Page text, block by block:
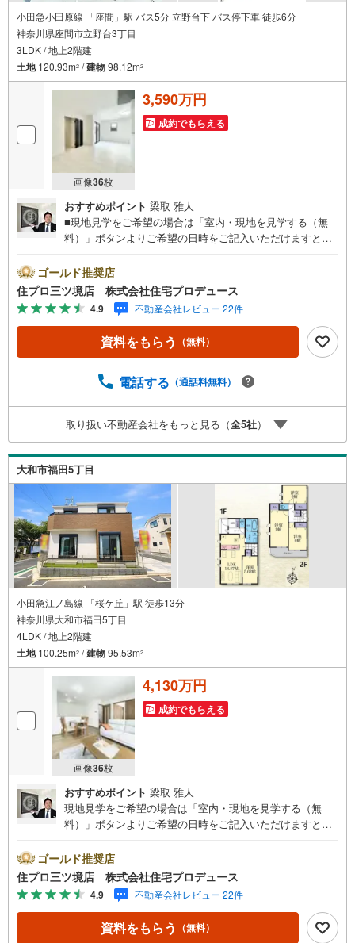
小田急小田原線 「座間」駅 バス5分 立野台下 バス停下車 徒歩6分
神奈川県座間市立野台3丁目
3LDK / 地上2階建
土地120.93m2 /建物98.12m2
画像36枚
3,590万円
成約でもらえる
おすすめポイント 梁取 雅人
■現地見学をご希望の場合は「室内・現地を見学する（無
料）」ボタンよりご希望の日時をご記入いただけますとス
市・海老名市エリアに強い！ 住プロは座間市・相模原市・
海老名市エリアの不動産売買専門会社です！最新物件情報
や当社限定で販売する物件情報も多数ございますので、お
気軽にお問合せ下さい！ -------------- 弊社独自の住宅ローン
提案システム 弊社ではファイナンシャル専門スタッフによ
る【丁寧な資金アドバイス】【ファイナンシャルプラン提
様が多い【定年時の住宅ローン残高】【住宅購入者だけが
特別ボーナス】これから多くなる【教育費】住宅を買った
後から始まる【住宅ローン返済】65歳以上から必要になる
【老後の費用負担】住宅探しの【このタイミング】で不安
な部分を明確にしていきませんか？？ --------------
ゴールド推奨店
住プロ三ツ境店 株式会社住宅プロデュース
4.9 不動産会社レビュー 22件
資料をもらう （無料）
電話する （通話料無料）
取り扱い不動産会社をもっと見る（全5社）
大和市福田5丁目
小田急江ノ島線 「桜ケ丘」駅 徒歩13分
神奈川県大和市福田5丁目
4LDK / 地上2階建
土地100.25m2 /建物95.53m2
画像36枚
4,130万円
成約でもらえる
おすすめポイント 梁取 雅人
現地見学をご希望の場合は「室内・現地を見学する（無
料）」ボタンよりご希望の日時をご記入いただけますとス
間市エリアに強い！ 住プロは、大和市・綾瀬市・座間市エ
リアの不動産売買専門会社です！最新物件情報や当社限定
で販売する物件情報も多数ございますので、お気軽にお問
合せ下さい！ -------------- 弊社独自の住宅ローン提案システ
ム 弊社ではファイナンシャル専門スタッフによる【丁寧な
資金アドバイス】【ファイナンシャルプラン提案書の作
ゴールド推奨店
住プロ三ツ境店 株式会社住宅プロデュース
4.9 不動産会社レビュー 22件
資料をもらう （無料）